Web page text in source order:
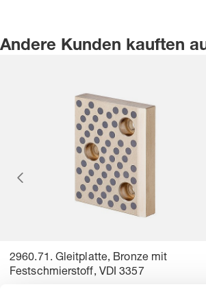
Andere Kunden kauften
2960.71. Gleitplatte, Bronze mit
Festschmierstoff, VDI 3357